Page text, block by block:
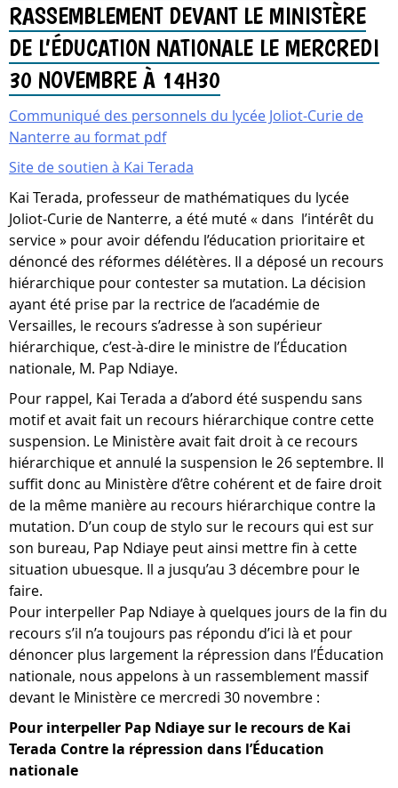
RASSEMBLEMENT DEVANT LE MINISTÈRE
DE L’ÉDUCATION NATIONALE LE MERCREDI
30 NOVEMBRE À 14H30
Communiqué des personnels du lycée Joliot-Curie de
Nanterre au format pdf
Site de soutien à Kai Terada
Kai Terada, professeur de mathématiques du lycée
Joliot-Curie de Nanterre, a été muté « dans l’intérêt du
service » pour avoir défendu l’éducation prioritaire et
dénoncé des réformes délétères. Il a déposé un recours
hiérarchique pour contester sa mutation. La décision
ayant été prise par la rectrice de l’académie de
Versailles, le recours s’adresse à son supérieur
hiérarchique, c’est-à-dire le ministre de l’Éducation
nationale, M. Pap Ndiaye.
Pour rappel, Kai Terada a d’abord été suspendu sans
motif et avait fait un recours hiérarchique contre cette
suspension. Le Ministère avait fait droit à ce recours
hiérarchique et annulé la suspension le 26 septembre. Il
suffit donc au Ministère d’être cohérent et de faire droit
de la même manière au recours hiérarchique contre la
mutation. D’un coup de stylo sur le recours qui est sur
son bureau, Pap Ndiaye peut ainsi mettre fin à cette
situation ubuesque. Il a jusqu’au 3 décembre pour le
faire.
Pour interpeller Pap Ndiaye à quelques jours de la fin du
recours s’il n’a toujours pas répondu d’ici là et pour
dénoncer plus largement la répression dans l’Éducation
nationale, nous appelons à un rassemblement massif
devant le Ministère ce mercredi 30 novembre :
Pour interpeller Pap Ndiaye sur le recours de Kai
Terada Contre la répression dans l’Éducation
nationale